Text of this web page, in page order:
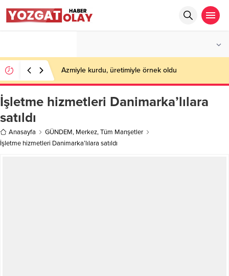
Azmiyle kurdu, üretimiyle örnek oldu
İşletme hizmetleri Danimarka’lılara
satıldı
Anasayfa GÜNDEM, Merkez,Tüm Manşetler
İşletme hizmetleri Danimarka’lılara satıldı